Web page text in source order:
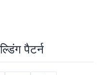
पैटर्न